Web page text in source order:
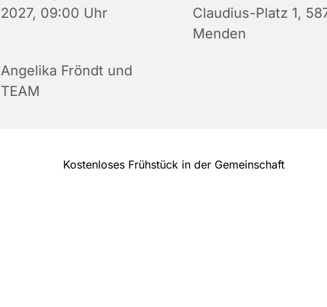
2027, 09:00 Uhr
Claudius-Platz 1,
Menden
Angelika Fröndt und
TEAM
Kostenloses Frühstück in der Gemeinschaft